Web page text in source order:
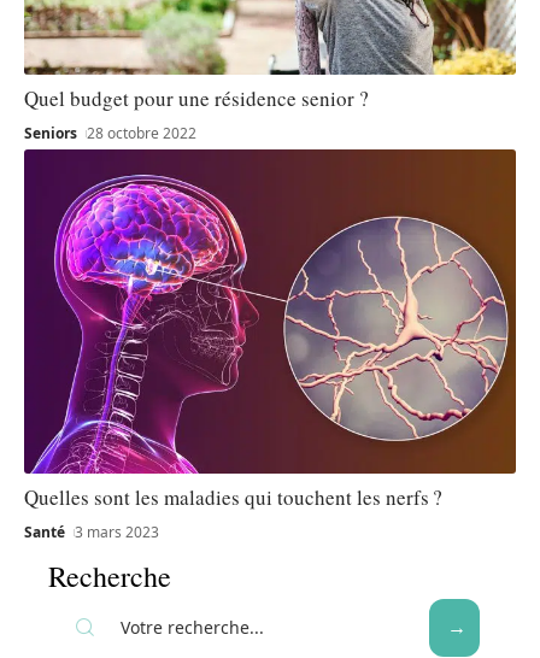
Quel budget pour une résidence senior ?
Seniors 28 octobre 2022
Quelles sont les maladies qui touchent les nerfs ?
Santé 3 mars 2023
Recherche